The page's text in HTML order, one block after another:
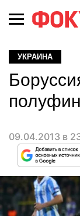
УКРАИНА
09.04.2013 в